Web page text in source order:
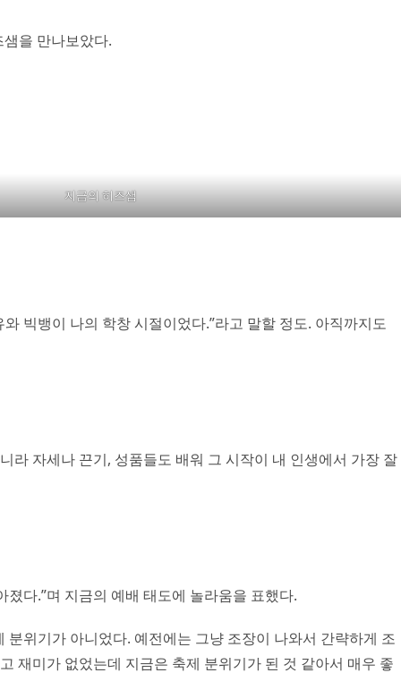
을 만나보았다.
지금의 히즈샘
빅뱅이 나의 학창 시절이었다.”라고 말할 정도. 아직까지도
라 자세나 끈기, 성품들도 배워 그 시작이 내 인생에서 가장 잘
다.”며 지금의 예배 태도에 놀라움을 표했다.
위기가 아니었다. 예전에는 그냥 조장이 나와서 간략하게 조
재미가 없었는데 지금은 축제 분위기가 된 것 같아서 매우 좋